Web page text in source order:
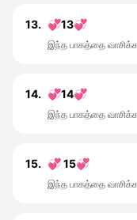
13. 💞13💞
இந்த பாகத்தை
14. 💞14💞
இந்த பாகத்தை
15. 💞 15💞
இந்த பாகத்தை